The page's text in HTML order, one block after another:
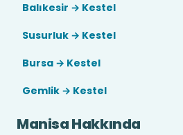
Balıkesir → Kestel
Susurluk → Kestel
Bursa → Kestel
Gemlik → Kestel
Manisa Hakkında